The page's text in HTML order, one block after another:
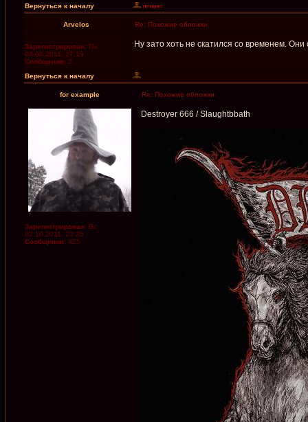
Вернуться к началу
Arvelos Re: Похожие обложки
Зарегистрирован: Пн
04.04.2011, 17:19
Сообщения: 2
Ну зато хоть не скатился со временем.
Вернуться к началу
for example Re: Похожие обложки
Зарегистрирован: Вс
02.10.2011, 23:25
Сообщения: 425
Destroyer 666 / Slaughtbbath